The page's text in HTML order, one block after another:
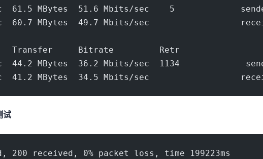
61.5 MBytes  51.6 Mbits/sec    5
60.7 MBytes  49.7 Mbits/sec
Transfer     Bitrate         Retr
44.2 MBytes  36.2 Mbits/sec  1134
41.2 MBytes  34.5 Mbits/sec
试
200 received, 0% packet loss, time 199223ms